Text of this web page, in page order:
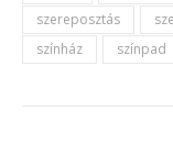
szereposztás
színház
színpad